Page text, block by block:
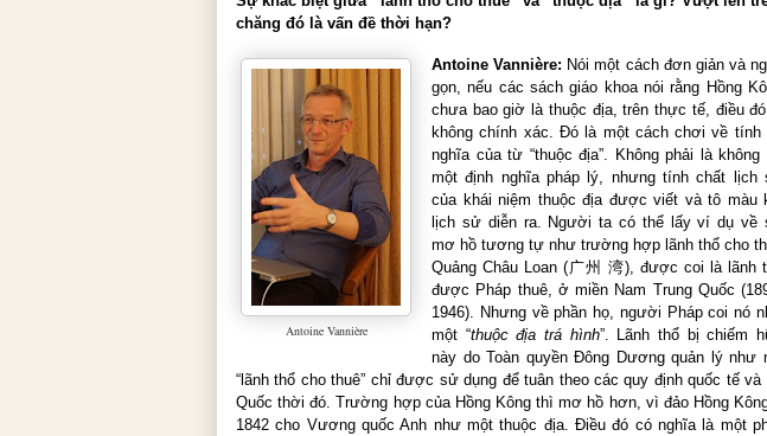
chăng đó là vấn đề thời hạn?
Antoine Vannière
Antoine Vannière: Nói một cách đơn giản và
gọn, nếu các sách giáo khoa nói rằng Hồng
chưa bao giờ là thuộc địa, trên thực tế, điều
không chính xác. Đó là một cách chơi về tính
nghĩa của từ “thuộc địa”. Không phải là không
một định nghĩa pháp lý, nhưng tính chất lịch
của khái niệm thuộc địa được viết và tô màu
lịch sử diễn ra. Người ta có thể lấy ví dụ về
mơ hồ tương tự như trường hợp lãnh thổ cho
Quảng Châu Loan (广州 湾), được coi là lãnh
được Pháp thuê, ở miền Nam Trung Quốc
1946). Nhưng về phần họ, người Pháp coi nó
một “thuộc địa trá hình”. Lãnh thổ bị chiếm
này do Toàn quyền Đông Dương quản lý như
“lãnh thổ cho thuê” chỉ được sử dụng để tuân theo các quy định quốc tế
Quốc thời đó. Trường hợp của Hồng Kông thì mơ hồ hơn, vì đảo Hồng
1842 cho Vương quốc Anh như một thuộc địa. Điều đó có nghĩa là một